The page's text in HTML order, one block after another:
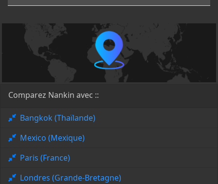
Comparez Nankin avec ::
Bangkok (Thaïlande)
Mexico (Mexique)
Paris (France)
Londres (Grande-Bretagne)